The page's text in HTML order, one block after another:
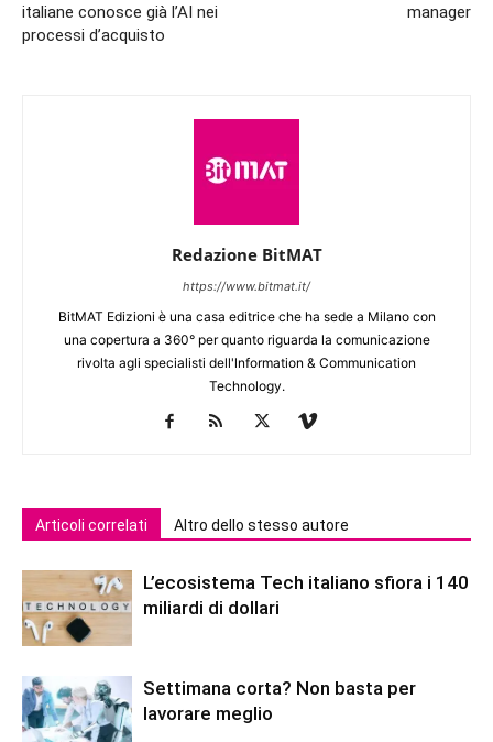
italiane conosce già l’AI nei
processi d’acquisto
manager
Redazione BitMAT
https://www.bitmat.it/
BitMAT Edizioni è una casa editrice che ha sede a Milano con
una copertura a 360° per quanto riguarda la comunicazione
rivolta agli specialisti dell'lnformation & Communication
Technology.
Articoli correlati Altro dello stesso autore
L’ecosistema Tech italiano sfiora i 140
miliardi di dollari
Settimana corta? Non basta per
lavorare meglio